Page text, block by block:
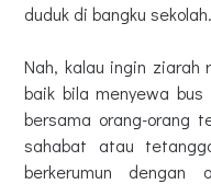
duduk di bangku sekolah.
Nah, kalau ingin ziarah
baik bila menyewa
bersama orang-orang
sahabat atau
berkerumun dengan